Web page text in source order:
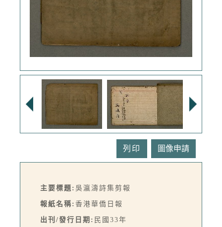
列印
主要標題: 吳瀛濤詩集剪報
報紙名稱: 香港華僑日報
出刊/發行日期: 民國33年